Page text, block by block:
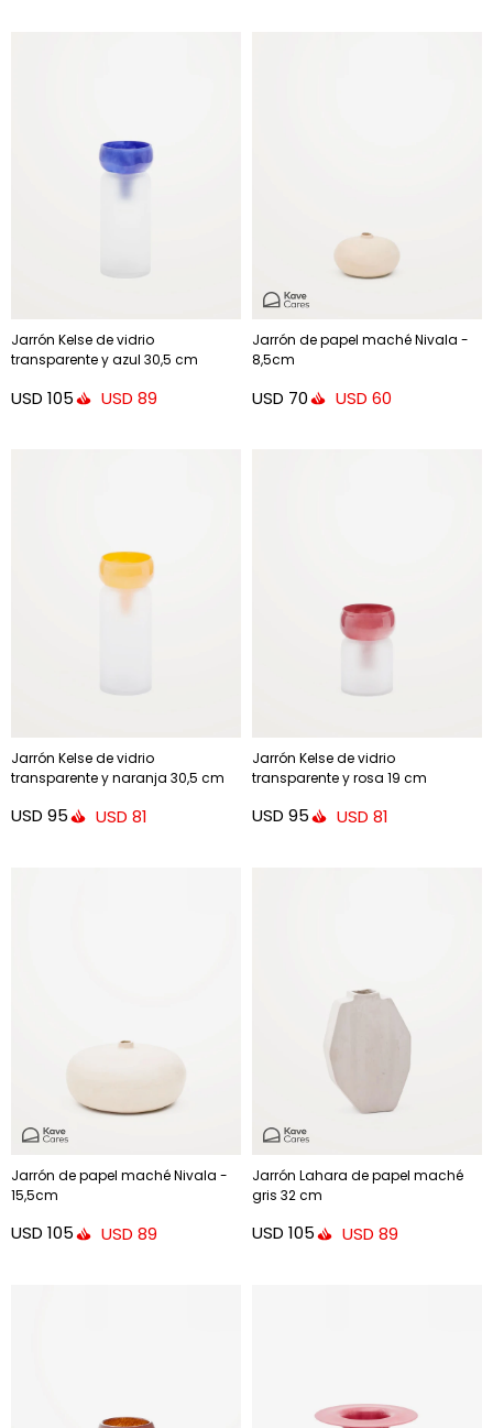
Jarrón Kelse de vidrio
transparente y azul 30,5 cm
USD 105 USD 89
Jarrón de papel maché Nivala -
8,5cm
USD 70 USD 60
Jarrón Kelse de vidrio
transparente y naranja 30,5 cm
USD 95 USD 81
Jarrón Kelse de vidrio
transparente y rosa 19 cm
USD 95 USD 81
Jarrón de papel maché Nivala -
15,5cm
USD 105 USD 89
Jarrón Lahara de papel maché
gris 32 cm
USD 105 USD 89